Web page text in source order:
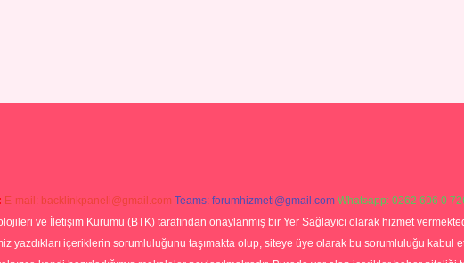
E-mail: backlinkpaneli@gmail.com Teams: forumhizmeti@gmail.com Whatsapp: 0262 606 0
ve İletişim Kurumu (BTK) tarafından onaylanmış bir Yer Sağlayıcı olarak hizmet
yazdıkları içeriklerin sorumluluğunu taşımakta olup, siteye üye olarak bu sorumluluğu kabul